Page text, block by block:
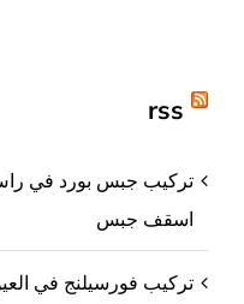
rss
اسقف جبس